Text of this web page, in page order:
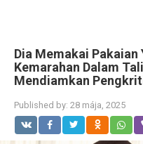
Dia Memakai
Kemarahan Dalam
Mendiamkan
Published by: 28 mája, 2025